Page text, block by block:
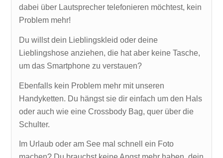
dabei über Lautsprecher telefonieren möchtest, kein
Problem mehr!
Du willst dein Lieblingskleid oder deine
Lieblingshose anziehen, die hat aber keine Tasche,
um das Smartphone zu verstauen?
Ebenfalls kein Problem mehr mit unseren
Handyketten. Du hängst sie dir einfach um den Hals
oder auch wie eine Crossbody Bag, quer über die
Schulter.
Im Urlaub oder am See mal schnell ein Foto